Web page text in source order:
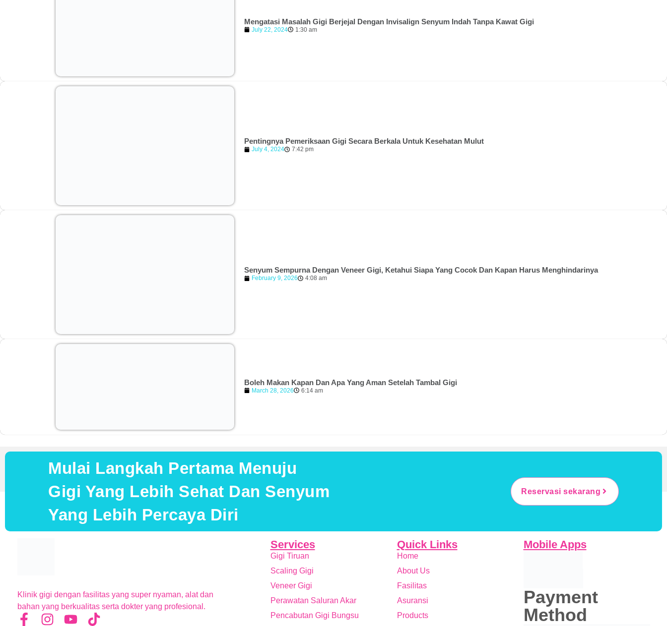
Mengatasi Masalah Gigi Berjejal Dengan Invisalign Senyum Indah Tanpa Kawat Gigi
July 22, 2024 1:30 am
Pentingnya Pemeriksaan Gigi Secara Berkala Untuk Kesehatan Mulut
July 4, 2024 7:42 pm
Senyum Sempurna Dengan Veneer Gigi, Ketahui Siapa Yang Cocok Dan Kapan Harus Menghindarinya
February 9, 2026 4:08 am
Boleh Makan Kapan Dan Apa Yang Aman Setelah Tambal Gigi
March 28, 2026 6:14 am
Mulai Langkah Pertama Menuju
Gigi Yang Lebih Sehat Dan Senyum
Yang Lebih Percaya Diri
Reservasi sekarang
Klinik gigi dengan fasilitas yang super nyaman, alat dan
bahan yang berkualitas serta dokter yang profesional.
Services
Gigi Tiruan
Scaling Gigi
Veneer Gigi
Perawatan Saluran Akar
Pencabutan Gigi Bungsu
Quick Links
Home
About Us
Fasilitas
Asuransi
Products
Mobile Apps
Payment
Method